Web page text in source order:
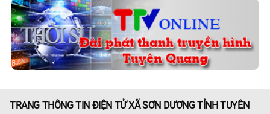
TRANG THÔNG TIN ĐIỆN TỬ XÃ SƠN DƯƠNG TỈNH TUYÊN